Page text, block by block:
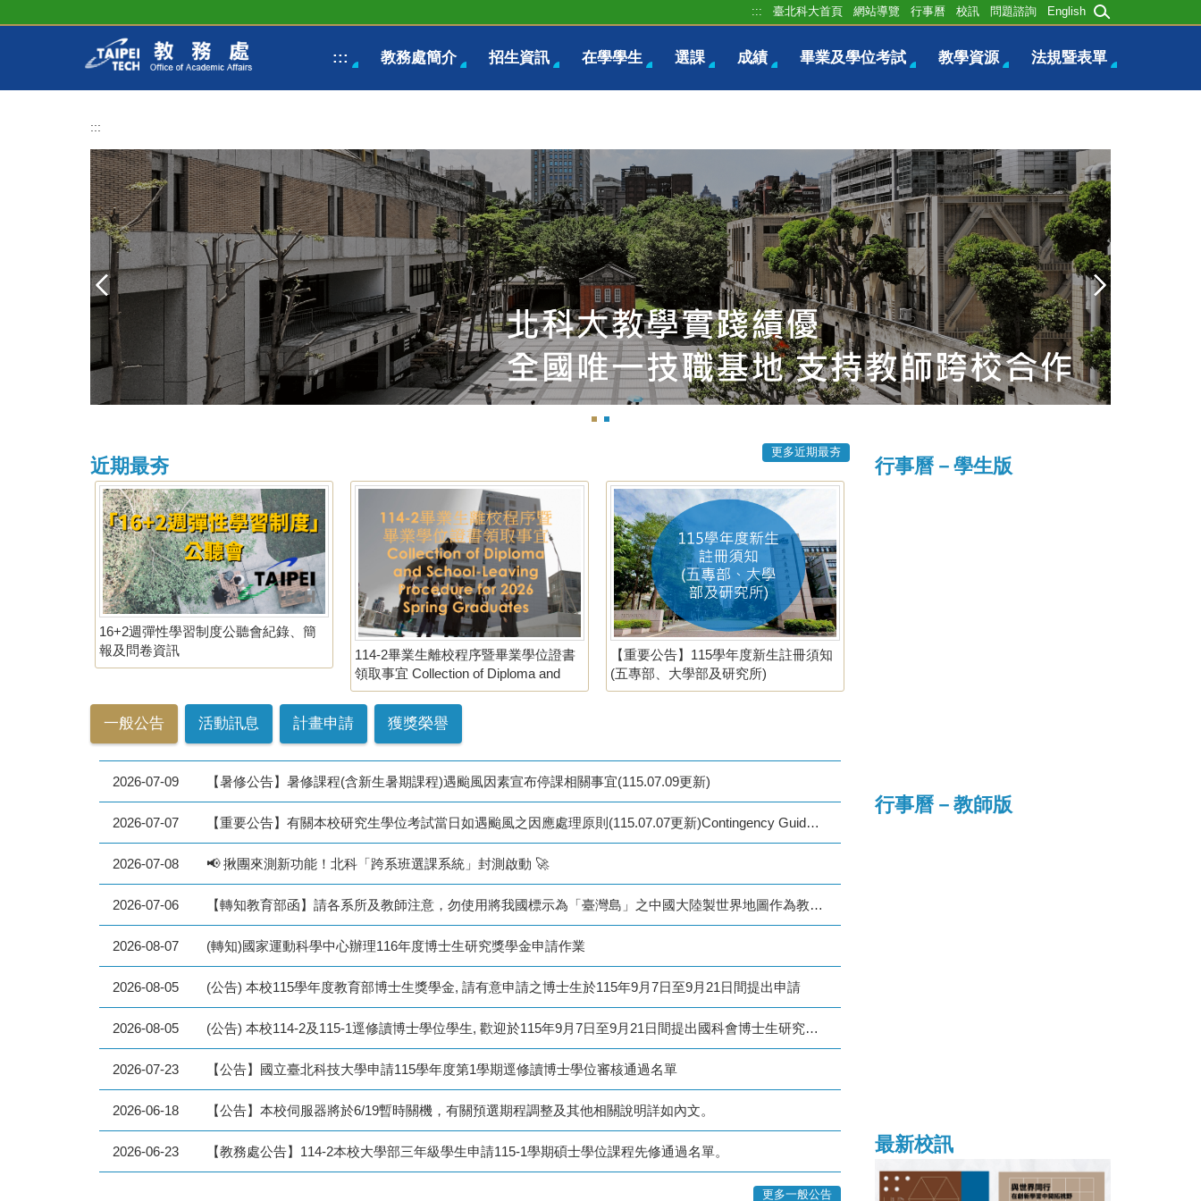
內
::: 教務處簡介 招生資訊 在學學生 選課 成績 畢業及學位考試 教學資源 法規暨表單
::: 臺北科大首頁 網站導覽 行事曆 校訊 問題諮詢 English
:::
近期最夯
16+2週彈性學習制度公聽會紀錄、簡
報及問卷資訊
114-2畢業生離校程序暨畢業學位證書
領取事宜 Collection of Diploma and
School-Leaving Procedure for 2026
Spring Graduates
【重要公告】115學年度新生註冊須知
(五專部、大學部及研究所)
更多近期最夯
一般公告 活動訊息 計畫申請 獲獎榮譽
2026-07-09 【暑修公告】暑修課程(含新生暑期課程)遇颱風因素宣布停課相關事宜(115.07.09更新)
2026-07-07 【重要公告】有關本校研究生學位考試當日如遇颱風之因應處理原則(115.07.07更新)Contingency Guidelines for Graduate Degree Examinations During a Typhoon
2026-07-08 📢 揪團來測新功能！北科「跨系班選課系統」封測啟動 🚀
2026-07-06 【轉知教育部函】請各系所及教師注意，勿使用將我國標示為「臺灣島」之中國大陸製世界地圖作為教材。
2026-08-07 (轉知)國家運動科學中心辦理116年度博士生研究獎學金申請作業
2026-08-05 (公告) 本校115學年度教育部博士生獎學金, 請有意申請之博士生於115年9月7日至9月21日間提出申請
2026-08-05 (公告) 本校114-2及115-1逕修讀博士學位學生, 歡迎於115年9月7日至9月21日間提出國科會博士生研究獎學金及優秀本國研究生入學獎勵申請
2026-07-23 【公告】國立臺北科技大學申請115學年度第1學期逕修讀博士學位審核通過名單
2026-06-18 【公告】本校伺服器將於6/19暫時關機，有關預選期程調整及其他相關說明詳如內文。
2026-06-23 【教務處公告】114-2本校大學部三年級學生申請115-1學期碩士學位課程先修通過名單。
更多一般公告
行事曆－學生版
行事曆－教師版
最新校訊